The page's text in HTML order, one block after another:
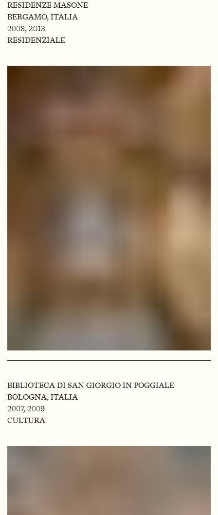
RESIDENZE MASONE
BERGAMO, ITALIA
2008, 2013
RESIDENZIALE
BIBLIOTECA DI SAN GIORGIO IN POGGIALE
BOLOGNA, ITALIA
2007, 2009
CULTURA